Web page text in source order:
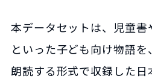
本データセットは、児童
といった子ども向け物語
朗読する形式で収録した日